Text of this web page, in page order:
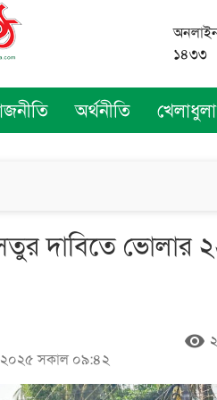
১৪৩৩
অর্থনীতি খেলাধুলা
দাবিতে ভোলার
২০২৫ সকাল ০৯:৪২
remove_red_eye